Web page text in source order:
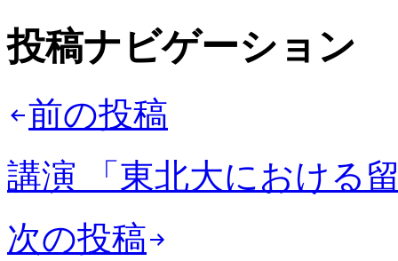
投稿ナビゲーション
前の投稿
講演 「東北大における
次の投稿